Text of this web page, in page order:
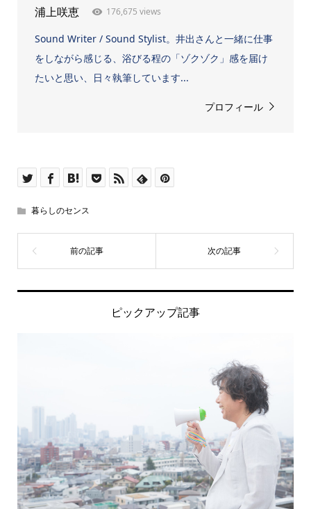
浦上咲恵 176,675 views
Sound Writer / Sound Stylist。井出さんと一緒に仕事
をしながら感じる、浴びる程の「ゾクゾク」感を届け
たいと思い、日々執筆しています...
プロフィール
暮らしのセンス
ピックアップ記事